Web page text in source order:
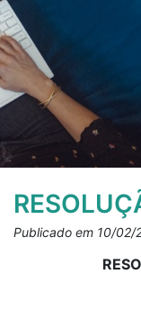
Publicado em 10/02/